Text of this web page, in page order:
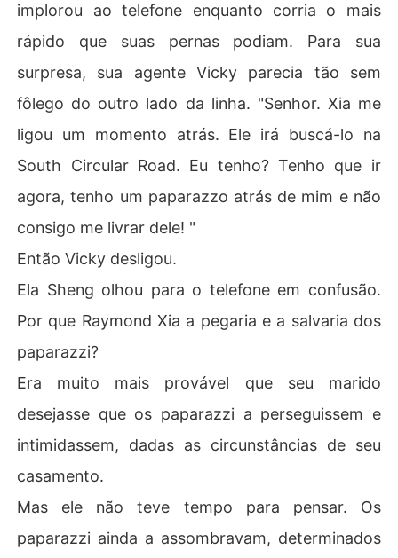
implorou ao telefone enquanto corria o mais
rápido que suas pernas podiam. Para sua
surpresa, sua agente Vicky parecia tão sem
fôlego do outro lado da linha. "Senhor. Xia me
ligou um momento atrás. Ele irá buscá-lo na
South Circular Road. Eu tenho? Tenho que ir
agora, tenho um paparazzo atrás de mim e não
consigo me livrar dele! "
Então Vicky desligou.
Ela Sheng olhou para o telefone em confusão.
Por que Raymond Xia a pegaria e a salvaria dos
paparazzi?
Era muito mais provável que seu marido
desejasse que os paparazzi a perseguissem e
intimidassem, dadas as circunstâncias de seu
casamento.
Mas ele não teve tempo para pensar. Os
paparazzi ainda a assombravam, determinados